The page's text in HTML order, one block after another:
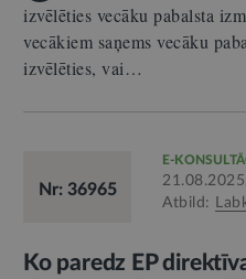
izvēlēties vecāku pabalsta
vecākiem saņems vecāku
izvēlēties, vai…
Nr: 36965
E-
Atbild:
Ko paredz EP